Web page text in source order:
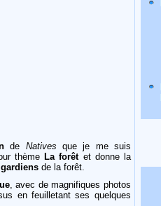
de Natives que je me suis
thème La forêtet donne la
gardiens de la forêt.
, avec de magnifiques photos
en feuilletant ses quelques